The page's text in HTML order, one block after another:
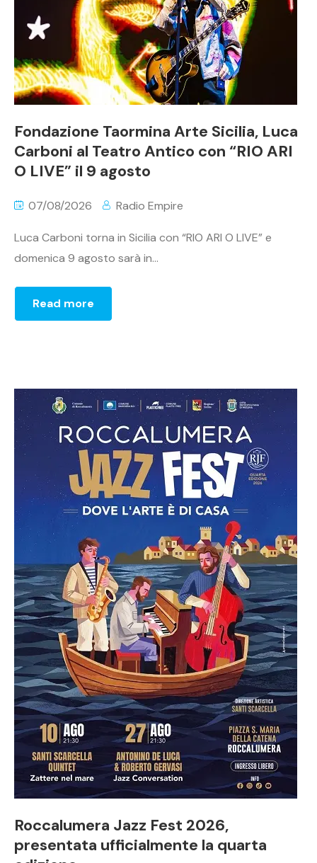
Fondazione Taormina Arte Sicilia, Luca
Carboni al Teatro Antico con “RIO ARI
O LIVE” il 9 agosto
07/08/2026 Radio Empire
Luca Carboni torna in Sicilia con “RIO ARI O LIVE” e
domenica 9 agosto sarà in...
Read more
Roccalumera Jazz Fest 2026,
presentata ufficialmente la quarta